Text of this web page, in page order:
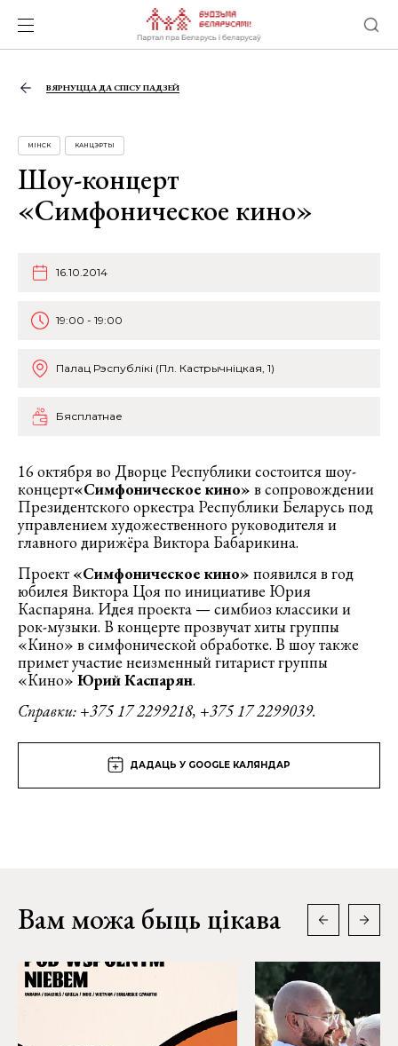
ВЯРНУЦЦА ДА СПІСУ ПАДЗЕЙ
МІНСК КАНЦЭРТЫ
Шоу-концерт
«Симфоническое кино»
16.10.2014
19:00 - 19:00
Палац Рэспублікі (Пл. Кастрычніцкая, 1)
Бясплатнае
16 октября во Дворце Республики состоится шоу-
концерт«Симфоническое кино» в сопровождении
Президентского оркестра Республики Беларусь под
управлением художественного руководителя и
главного дирижёра Виктора Бабарикина.
Проект «Симфоническое кино» появился в год
юбилея Виктора Цоя по инициативе Юрия
Каспаряна. Идея проекта — симбиоз классики и
рок-музыки. В концерте прозвучат хиты группы
«Кино» в симфонической обработке. В шоу также
примет участие неизменный гитарист группы
«Кино» Юрий Каспарян.
Справки: +375 17 2299218, +375 17 2299039.
ДАДАЦЬ У GOOGLE КАЛЯНДАР
Вам можа быць цікава